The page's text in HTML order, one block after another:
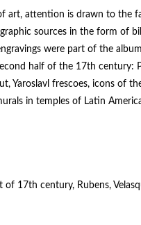
art, attention is drawn to the
sources in the form of
were part of the
half of the 17th century:
Yaroslavl frescoes, icons of
in temples of Latin
17th century, Rubens,